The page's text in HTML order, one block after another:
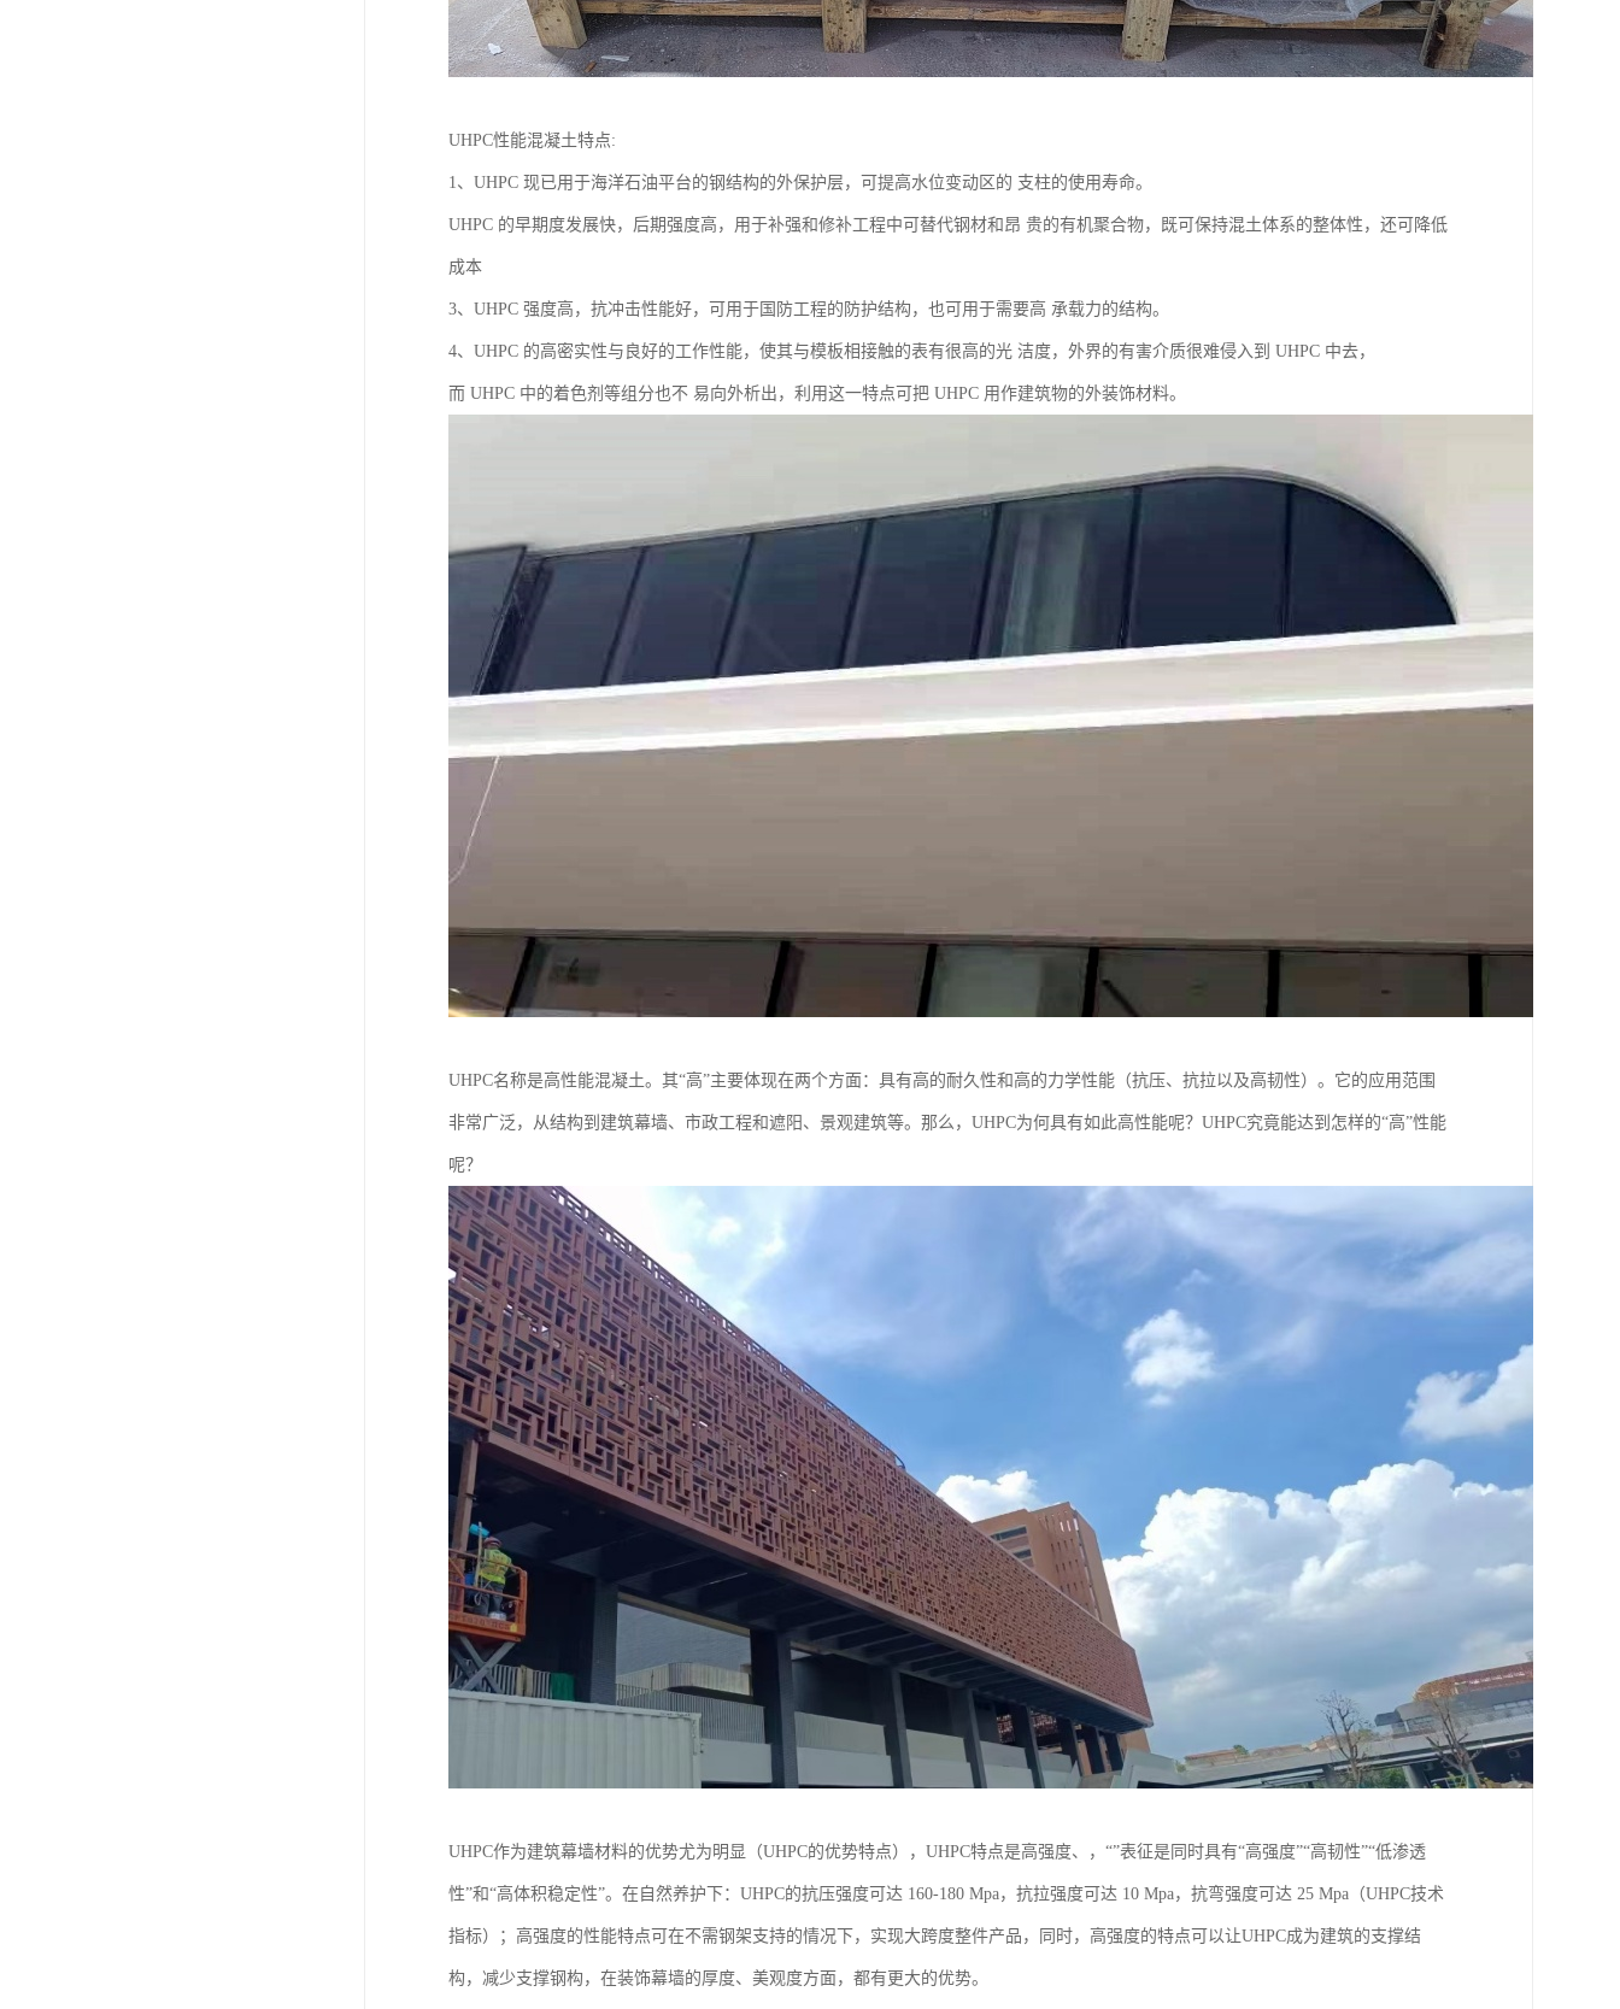
UHPC性能混凝土特点:
1、UHPC 现已用于海洋石油平台的钢结构的外保护层，可提高水位变动区的 支柱的使用寿命。
UHPC 的早期度发展快，后期强度高，用于补强和修补工程中可替代钢材和昂 贵的有机聚合物，既可保持混土体系的整体性，还可降低
成本
3、UHPC 强度高，抗冲击性能好，可用于国防工程的防护结构，也可用于需要高 承载力的结构。
4、UHPC 的高密实性与良好的工作性能，使其与模板相接触的表有很高的光 洁度，外界的有害介质很难侵入到 UHPC 中去，
而 UHPC 中的着色剂等组分也不 易向外析出，利用这一特点可把 UHPC 用作建筑物的外装饰材料。
UHPC名称是高性能混凝土。其“高”主要体现在两个方面：具有高的耐久性和高的力学性能（抗压、抗拉以及高韧性）。它的应用范围
非常广泛，从结构到建筑幕墙、市政工程和遮阳、景观建筑等。那么，UHPC为何具有如此高性能呢？UHPC究竟能达到怎样的“高”性能
呢？
UHPC作为建筑幕墙材料的优势尤为明显（UHPC的优势特点），UHPC特点是高强度、，“”表征是同时具有“高强度”“高韧性”“低渗透
性”和“高体积稳定性”。在自然养护下：UHPC的抗压强度可达 160-180 Mpa，抗拉强度可达 10 Mpa，抗弯强度可达 25 Mpa（UHPC技术
指标）；高强度的性能特点可在不需钢架支持的情况下，实现大跨度整件产品，同时，高强度的特点可以让UHPC成为建筑的支撑结
构，减少支撑钢构，在装饰幕墙的厚度、美观度方面，都有更大的优势。